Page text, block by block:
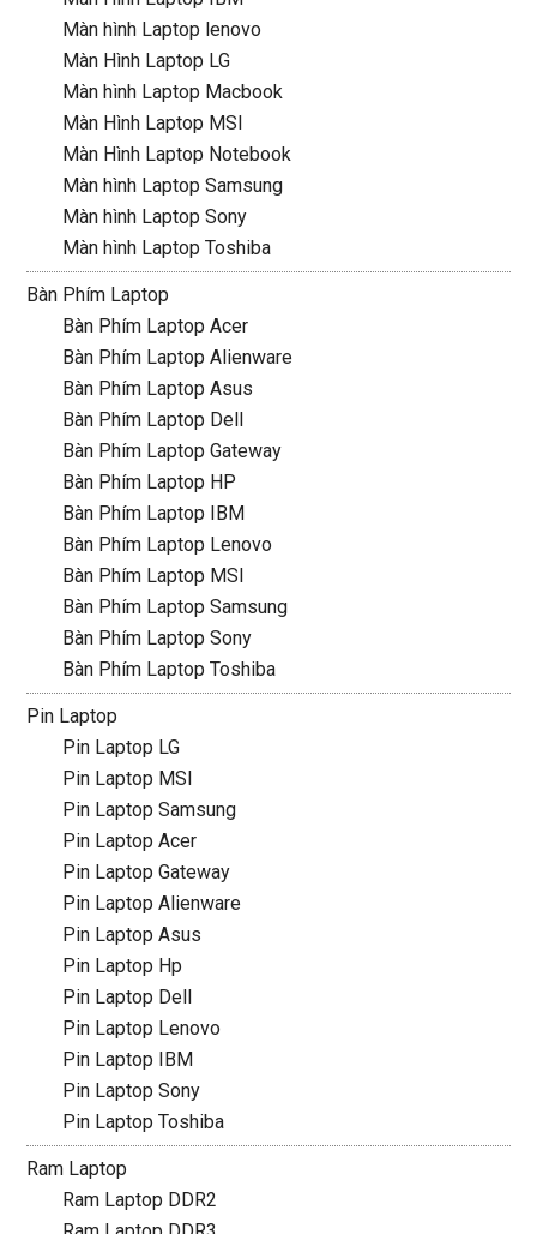
Màn hình Laptop lenovo
Màn Hình Laptop LG
Màn hình Laptop Macbook
Màn Hình Laptop MSI
Màn Hình Laptop Notebook
Màn hình Laptop Samsung
Màn hình Laptop Sony
Màn hình Laptop Toshiba
Bàn Phím Laptop
Bàn Phím Laptop Acer
Bàn Phím Laptop Alienware
Bàn Phím Laptop Asus
Bàn Phím Laptop Dell
Bàn Phím Laptop Gateway
Bàn Phím Laptop HP
Bàn Phím Laptop IBM
Bàn Phím Laptop Lenovo
Bàn Phím Laptop MSI
Bàn Phím Laptop Samsung
Bàn Phím Laptop Sony
Bàn Phím Laptop Toshiba
Pin Laptop
Pin Laptop LG
Pin Laptop MSI
Pin Laptop Samsung
Pin Laptop Acer
Pin Laptop Gateway
Pin Laptop Alienware
Pin Laptop Asus
Pin Laptop Hp
Pin Laptop Dell
Pin Laptop Lenovo
Pin Laptop IBM
Pin Laptop Sony
Pin Laptop Toshiba
Ram Laptop
Ram Laptop DDR2